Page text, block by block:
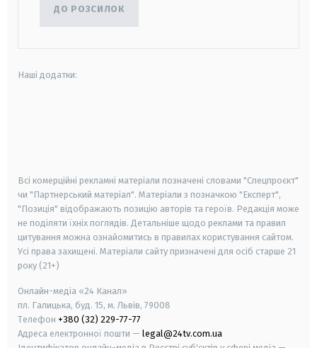
ДО РОЗСИЛОК
Наші додатки:
Всі комерційні рекламні матеріали позначені словами "Спецпроєкт"
чи "Партнерський матеріал". Матеріали з позначкою "Експерт",
"Позиція" відображають позицію авторів та героїв. Редакція може
не поділяти їхніх поглядів. Детальніше щодо реклами та правил
цитування можна ознайомитись в правилах користування сайтом.
Усі права захищені. Матеріали сайту призначені для осіб старше 21
року (21+)
Онлайн-медіа «24 Канал»
пл. Галицька, буд. 15, м. Львів, 79008
Телефон +380 (32) 229-77-77
Адреса електронної пошти — legal@24tv.com.ua